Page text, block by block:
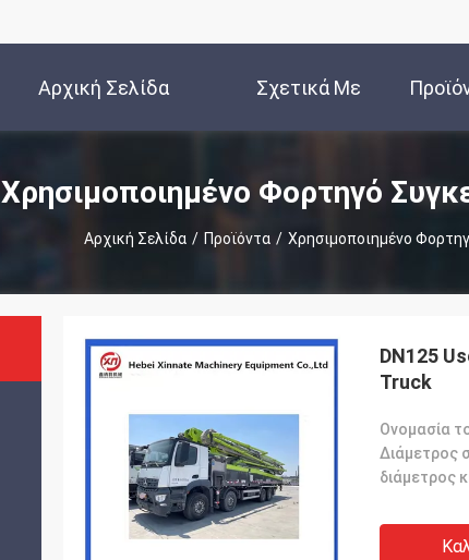
Αρχική Σελίδα Σχετικά Με
Χρησιμοποιημένο Φορτηγό
Αρχική Σελίδα / Προϊόντα / Χρησιμοποιημένο
DN125
Truck